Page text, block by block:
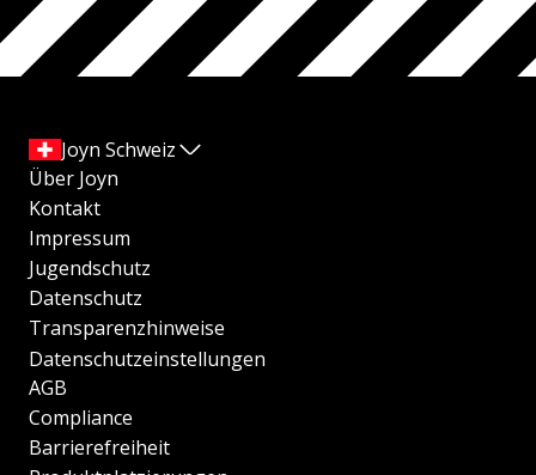
Joyn Schweiz
Über Joyn
Kontakt
Impressum
Jugendschutz
Datenschutz
Transparenzhinweise
Datenschutzeinstellungen
AGB
Compliance
Barrierefreiheit